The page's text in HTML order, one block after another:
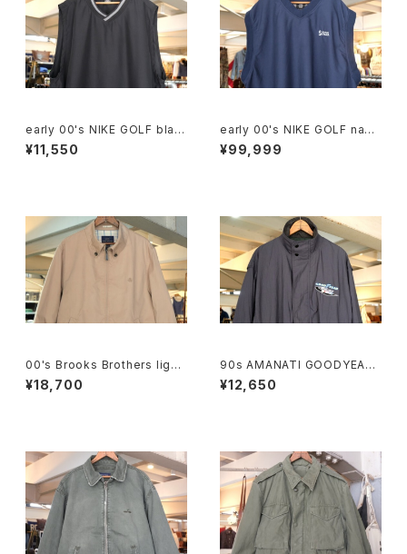
early 00's NIKE GOLF blac
k v-neck Vest
¥11,550
early 00's NIKE GOLF navy
v-neck Vest "SAS Institut
e"
¥99,999
00's Brooks Brothers light
-beige zip-up Jacket
¥18,700
90s AMANATI GOODYEAR
and NASCAR official racin
g nylon Jacket
¥12,650